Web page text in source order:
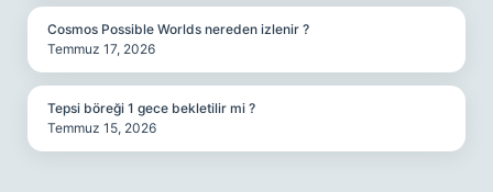
Cosmos Possible Worlds nereden izlenir ?
Temmuz 17, 2026
Tepsi böreği 1 gece bekletilir mi ?
Temmuz 15, 2026